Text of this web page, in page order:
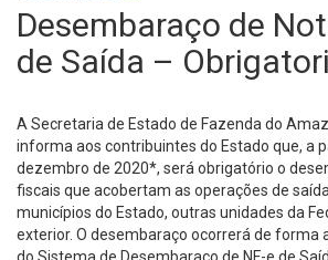
Desembaraço de
de Saída –
A Secretaria de Estado de Fazenda do
informa aos contribuintes do Estado que, a
dezembro de 2020*, será obrigatório o
fiscais que acobertam as operações de
municípios do Estado, outras unidades da
exterior. O desembaraço ocorrerá de forma